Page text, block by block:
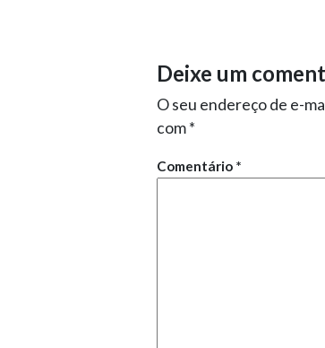
Deixe um
O seu endereço de e-
com*
Comentário *